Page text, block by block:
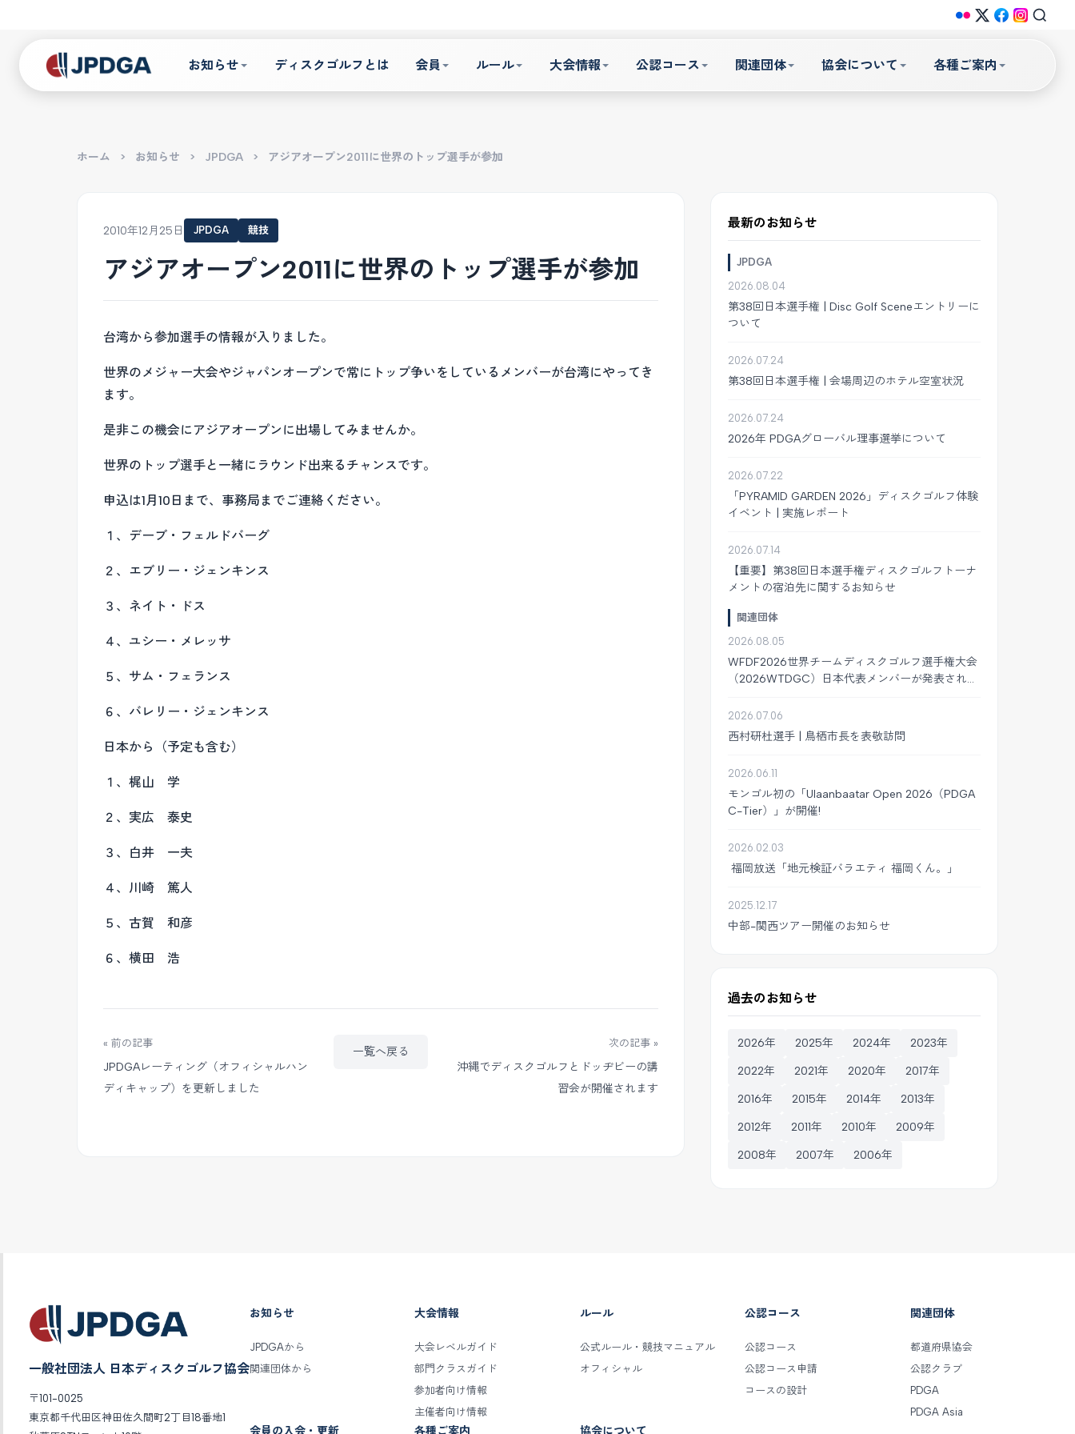
お知らせ ディスクゴルフとは 会員 ルール 大会情報 公認コース 関連団体 協会について 各種ご案内
ホーム > お知らせ > JPDGA > アジアオープン2011に世界のトップ選手が参加
2010年12月25日 JPDGA 競技
アジアオープン2011に世界のトップ選手が参加
台湾から参加選手の情報が入りました。
世界のメジャー大会やジャパンオープンで常にトップ争いをしているメンバーが台湾にやってき
ます。
是非この機会にアジアオープンに出場してみませんか。
世界のトップ選手と一緒にラウンド出来るチャンスです。
申込は1月10日まで、事務局までご連絡ください。
１、デーブ・フェルドバーグ
２、エブリー・ジェンキンス
３、ネイト・ドス
４、ユシー・メレッサ
５、サム・フェランス
６、バレリー・ジェンキンス
日本から（予定も含む）
１、梶山 学
２、実広 泰史
３、白井 一夫
４、川崎 篤人
５、古賀 和彦
６、横田 浩
« 前の記事
JPDGAレーティング（オフィシャルハン
ディキャップ）を更新しました
一覧へ戻る
次の記事 »
沖縄でディスクゴルフとドッヂビーの講
習会が開催されます
最新のお知らせ
JPDGA
2026.08.04
第38回日本選手権 | Disc Golf Sceneエントリーに
ついて
2026.07.24
第38回日本選手権 | 会場周辺のホテル空室状況
2026.07.24
2026年 PDGAグローバル理事選挙について
2026.07.22
「PYRAMID GARDEN 2026」ディスクゴルフ体験
イベント | 実施レポート
2026.07.14
【重要】第38回日本選手権ディスクゴルフトーナ
メントの宿泊先に関するお知らせ
関連団体
2026.08.05
WFDF2026世界チームディスクゴルフ選手権大会
（2026WTDGC）日本代表メンバーが発表されま
2026.07.06
西村研杜選手 | 鳥栖市長を表敬訪問
2026.06.11
モンゴル初の「Ulaanbaatar Open 2026（PDGA
C-Tier）」が開催!
2026.02.03
福岡放送「地元検証バラエティ 福岡くん。」
2025.12.17
中部-関西ツアー開催のお知らせ
過去のお知らせ
2026年 2025年 2024年 2023年
2022年 2021年 2020年 2017年
2016年 2015年 2014年 2013年
2012年 2011年 2010年 2009年
2008年 2007年 2006年
一般社団法人 日本ディスクゴルフ協会
〒101-0025
東京都千代田区神田佐久間町2丁目18番地1
お知らせ
JPDGAから
関連団体から
大会情報
大会レベルガイド
部門クラスガイド
参加者向け情報
主催者向け情報
ルール
公式ルール・競技マニュアル
オフィシャル
公認コース
公認コース
公認コース申請
コースの設計
関連団体
都道府県協会
公認クラブ
PDGA
PDGA Asia
会員の入会・更新 各種ご案内 協会について